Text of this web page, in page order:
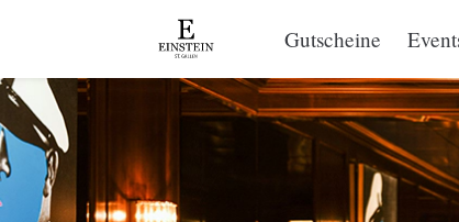
Gutscheine